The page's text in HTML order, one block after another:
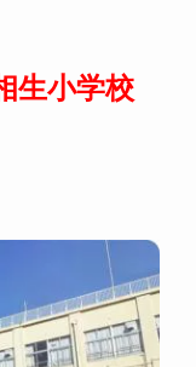
生小学校